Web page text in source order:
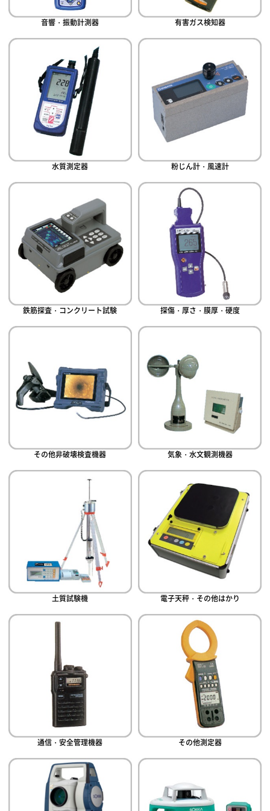
音響・振動計測器 有害ガス検知器
水質測定器 粉じん計・風速計
鉄筋探査・コンクリート試験 探傷・厚さ・膜厚・硬度
その他非破壊検査機器 気象・水文観測機器
土質試験機 電子天秤・その他はかり
通信・安全管理機器 その他測定器